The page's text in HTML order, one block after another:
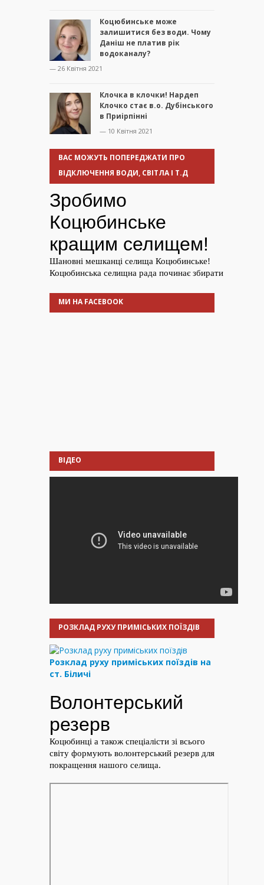
Коцюбинське може
залишитися без води. Чому
Даніш не платив рік
водоканалу?
— 26 Квітня 2021
Клочка в клочки! Нардеп
Клочко стає в.о. Дубінського
в Приірпінні
— 10 Квітня 2021
ВАС МОЖУТЬ ПОПЕРЕДЖАТИ ПРО
ВІДКЛЮЧЕННЯ ВОДИ, СВІТЛА І Т.Д
МИ НА FACEBOOK
ВІДЕО
РОЗКЛАД РУХУ ПРИМІСЬКИХ ПОЇЗДІВ
Розклад руху приміських поїздів на
ст. Біличі